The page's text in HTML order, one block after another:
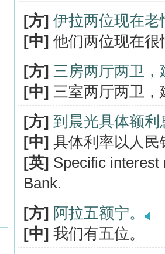
[方] 伊拉两位现在
[中] 他们两位现在
[方] 三房两厅两卫
[中] 三室两厅两卫
[方] 到晨光具体额
[中] 具体利率以人
[英] Specific interest
Bank.
[方] 阿拉五额宁。
[中] 我们有五位。